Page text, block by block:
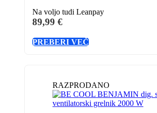
Na voljo tudi Leanpay
89,99 €
PREBERI VEČ
RAZPRODANO